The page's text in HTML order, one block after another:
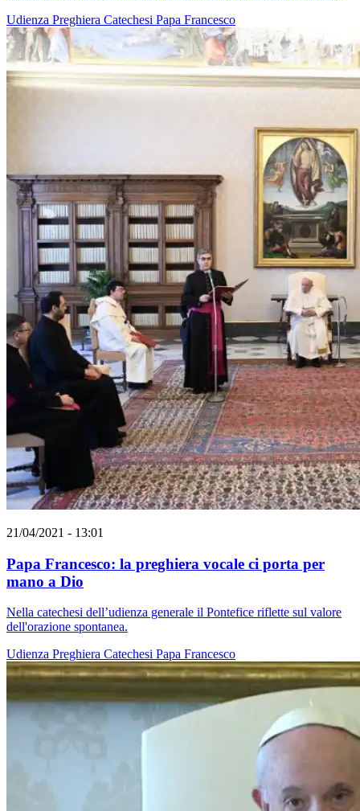
Udienza Preghiera Catechesi Papa Francesco
21/04/2021 - 13:01
Papa Francesco: la preghiera vocale ci porta per
mano a Dio
Nella catechesi dell’udienza generale il Pontefice riflette sul valore
dell'orazione spontanea.
Udienza Preghiera Catechesi Papa Francesco